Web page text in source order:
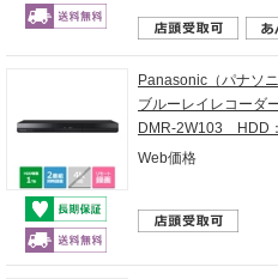
Panasonic（パナソニ
ブルーレイレコーダ
DMR-2W103 HDD
Web価格